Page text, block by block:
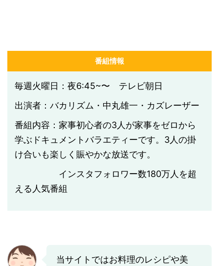
番組情報
毎週火曜日：夜6:45~〜 テレビ朝日
出演者：バカリズム・中丸雄一・カズレーザー
番組内容：家事初心者の3人が家事をゼロから
学ぶドキュメントバラエティーです。3人の掛
け合いも楽しく賑やかな放送です。
インスタフォロワー数180万人を超
える人気番組
当サイトではお料理のレシピや美